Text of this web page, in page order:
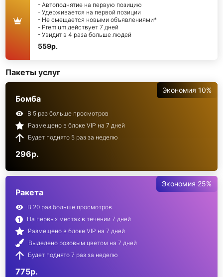
- Автоподнятие на первую позицию
- Удерживается на первой позиции
- Не смещается новыми объявлениями*
- Premium действует 7 дней
- Увидит в 4 раза больше людей
559р.
Пакеты услуг
Экономия 10%
Бомба
В 5 раз больше просмотров
Размещено в блоке VIP на 7 дней
Будет поднято 5 раз за неделю
296р.
Экономия 25%
Ракета
В 20 раз больше просмотров
На первых местах в течении 7 дней
Размещено в блоке VIP на 7 дней
Выделено розовым цветом на 7 дней
Будет поднято 7 раз за неделю
775р.